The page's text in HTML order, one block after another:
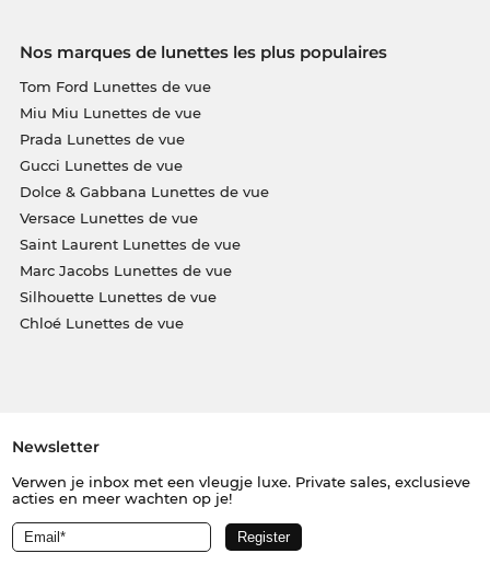
Nos marques de lunettes les plus populaires
Tom Ford Lunettes de vue
Miu Miu Lunettes de vue
Prada Lunettes de vue
Gucci Lunettes de vue
Dolce & Gabbana Lunettes de vue
Versace Lunettes de vue
Saint Laurent Lunettes de vue
Marc Jacobs Lunettes de vue
Silhouette Lunettes de vue
Chloé Lunettes de vue
Newsletter
Verwen je inbox met een vleugje luxe. Private sales, exclusieve
acties en meer wachten op je!